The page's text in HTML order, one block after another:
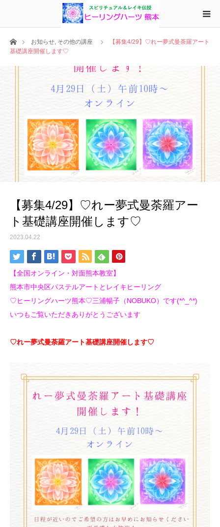
ホームお知らせ, その他の講座
【募集4/29】♡れー夢式曼荼羅アート
基礎講座開催します♡
【募集4/29】♡れー夢式曼荼羅アー
ト基礎講座開催します♡
2023.04.22
【全国オンライン・対面熊本教室】
熊本市中央区パステルアートとレイキヒーリング
♡ヒーリングハーツ熊本♡三浦暢子（NOBUKO）です(*^_^*)
いつもご覧いただきありがとうございます
♡れー夢式曼荼羅アート基礎講座開催します♡